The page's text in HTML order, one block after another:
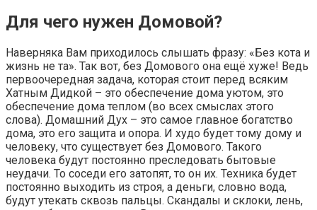
Для чего нужен Домовой?
Наверняка Вам приходилось слышать фразу: «Без кота и
жизнь не та». Так вот, без Домового она ещё хуже! Ведь
первоочередная задача, которая стоит перед всяким
Хатным Дидкой – это обеспечение дома уютом, это
обеспечение дома теплом (во всех смыслах этого
слова). Домашний Дух – это самое главное богатство
дома, это его защита и опора. И худо будет тому дому и
человеку, что существует без Домового. Такого
человека будут постоянно преследовать бытовые
неудачи. То соседи его затопят, то он их. Техника будет
постоянно выходить из строя, а деньги, словно вода,
будут утекать сквозь пальцы. Скандалы и склоки, лень,